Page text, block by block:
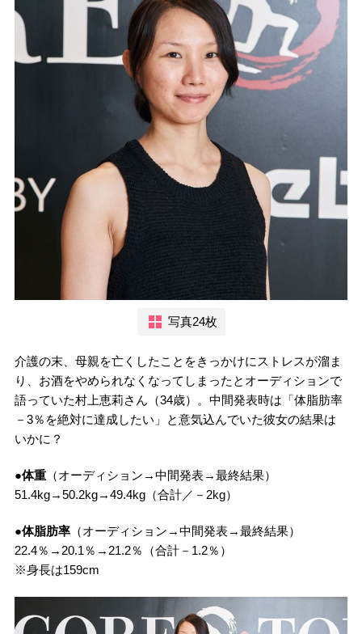
写真24枚
介護の末、母親を亡くしたことをきっかけにストレスが溜ま
り、お酒をやめられなくなってしまったとオーディションで
語っていた村上恵莉さん（34歳）。中間発表時は「体脂肪率
－3％を絶対に達成したい」と意気込んでいた彼女の結果は
いかに？
●体重（オーディション→中間発表→最終結果）
51.4kg→50.2kg→49.4kg（合計／－2kg）
●体脂肪率（オーディション→中間発表→最終結果）
22.4％→20.1％→21.2％（合計－1.2％）
※身長は159cm